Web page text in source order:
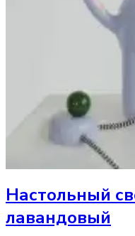
Настольный
лавандовый